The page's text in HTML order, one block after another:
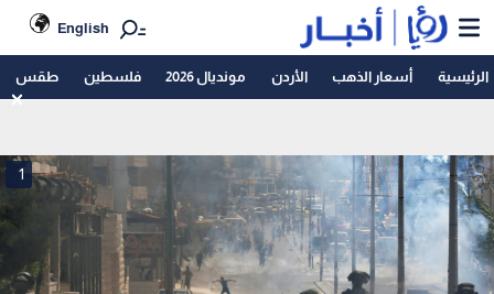
English
الرئيسية أسعار الذهب الأردن مونديال 2026 فلسطين طقس
1